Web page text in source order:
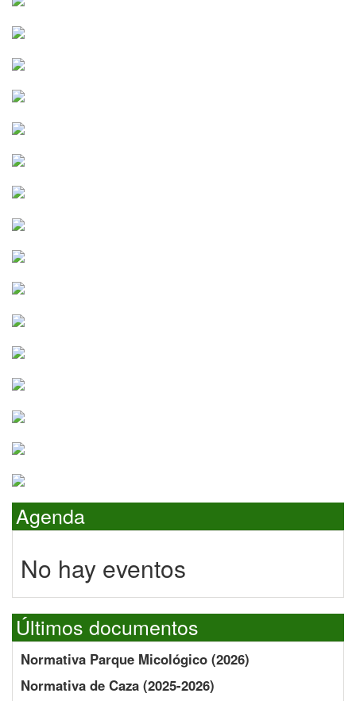
Agenda
No hay eventos
Últimos documentos
Normativa Parque Micológico (2026)
Normativa de Caza (2025-2026)